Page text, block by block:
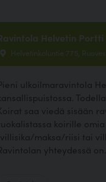
Helvetin Portti
Helvetinkoluntie 775,
ulkoilmaravintola
kansallispuistossa.
saa viedä sisään
ruokalistassa koirille
maksa/riisi tai
yhteydessä on...